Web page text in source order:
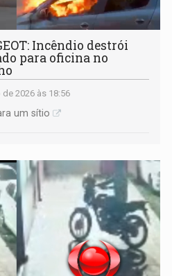
Incêndio destrói
para oficina no
2026 às 18:56
um sítio